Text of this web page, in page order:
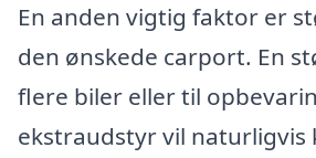
En anden vigtig faktor er
den ønskede carport. En
flere biler eller til
ekstraudstyr vil naturligvis